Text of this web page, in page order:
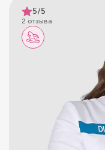
5/5
2 отзыва